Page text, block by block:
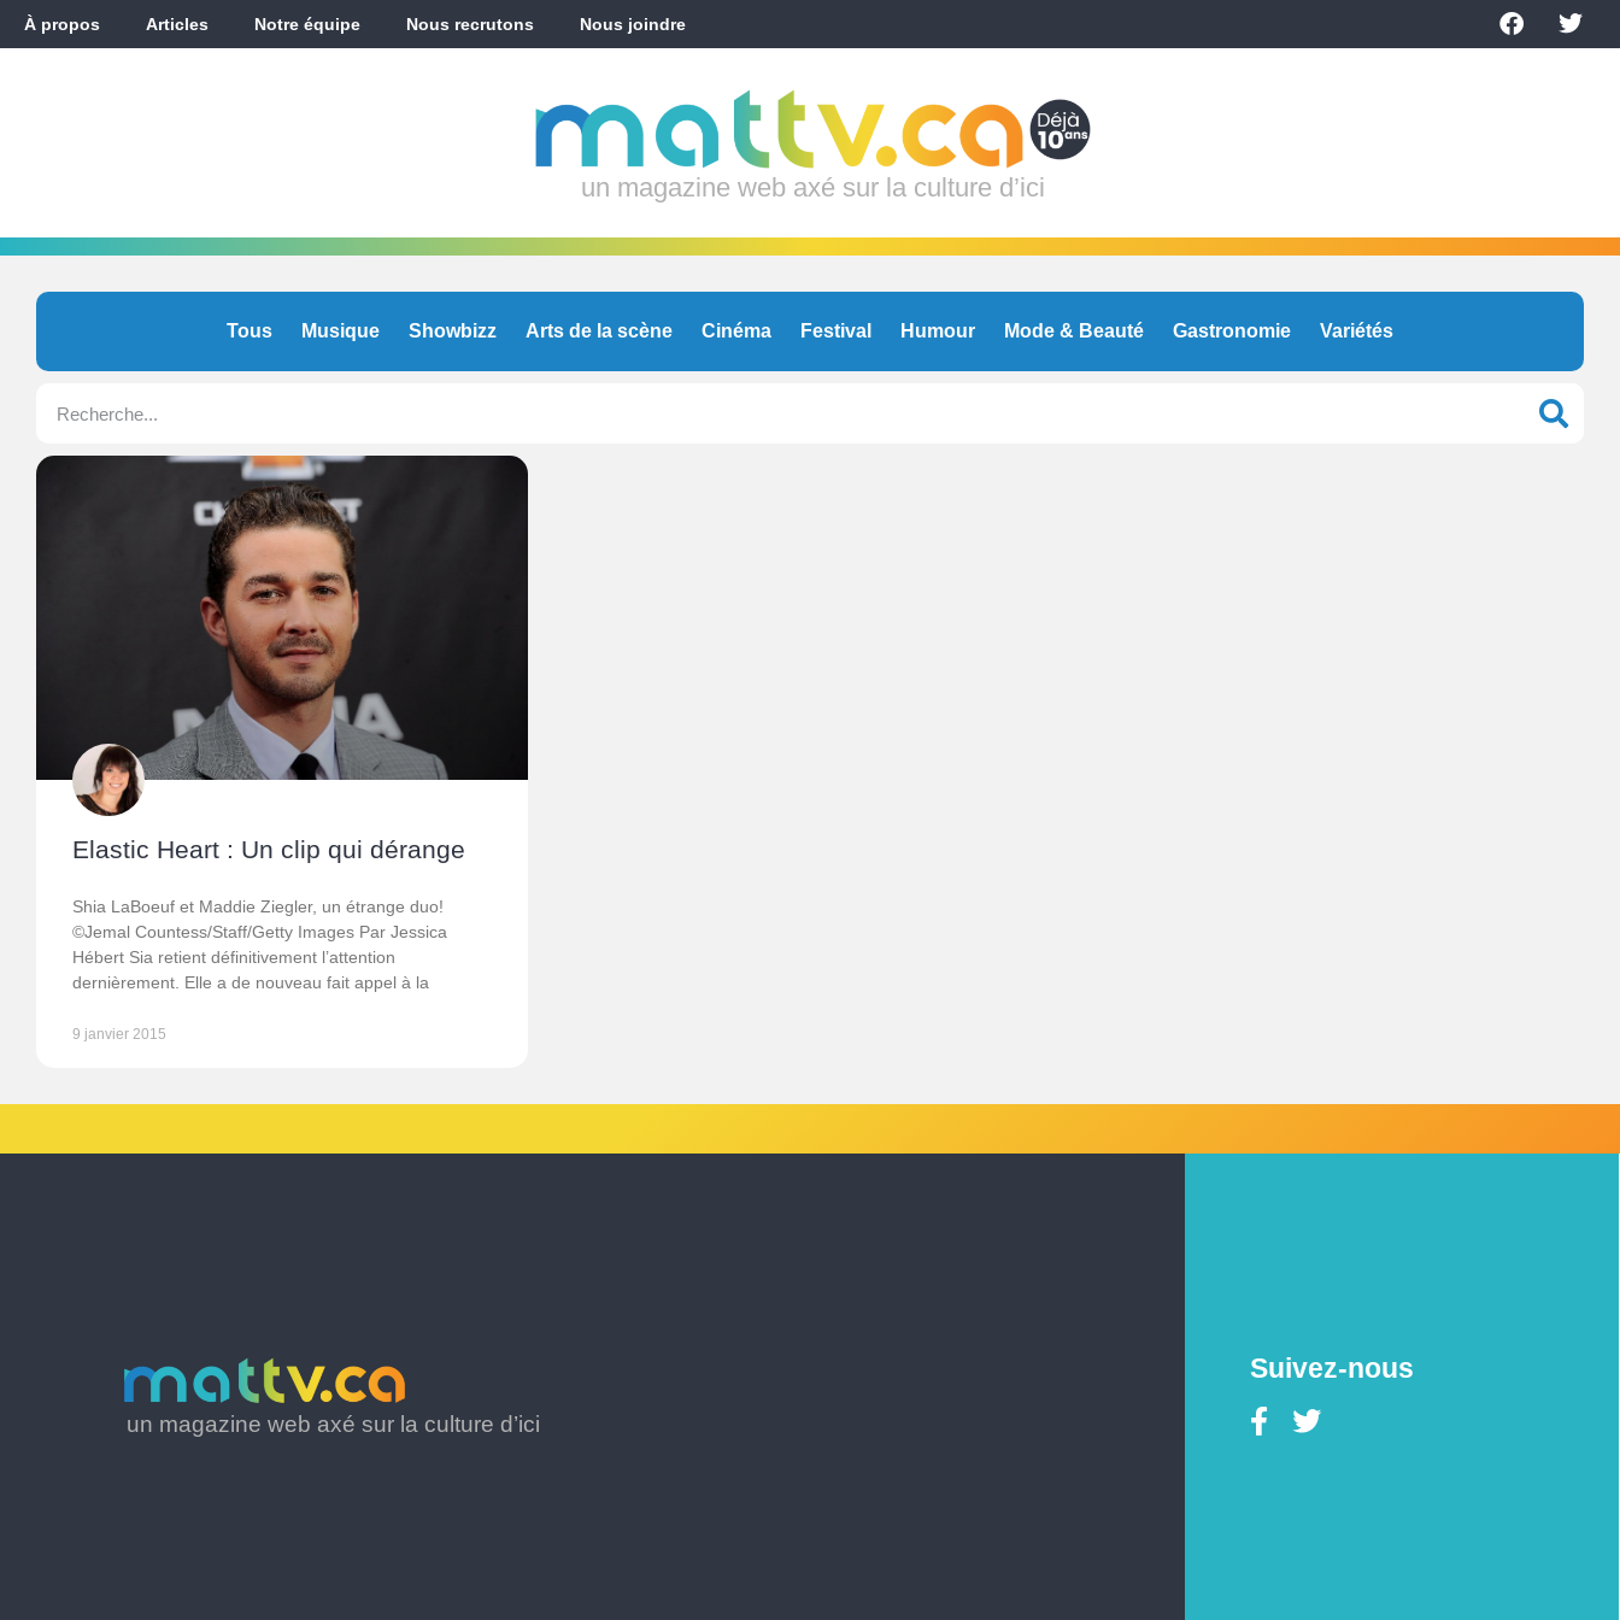
À propos Articles Notre équipe Nous recrutons Nous joindre
un magazine web axé sur la culture d’ici
Tous Musique Showbizz Arts de la scène Cinéma Festival Humour Mode & Beauté Gastronomie Variétés
Elastic Heart : Un clip qui dérange
Shia LaBoeuf et Maddie Ziegler, un étrange duo!
©Jemal Countess/Staff/Getty Images Par Jessica
Hébert Sia retient définitivement l’attention
dernièrement. Elle a de nouveau fait appel à la
9 janvier 2015
un magazine web axé sur la culture d’ici
Suivez-nous